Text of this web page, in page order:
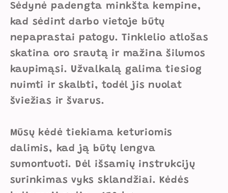
Sėdynė padengta minkšta kempine,
kad sėdint darbo vietoje būtų
nepaprastai patogu. Tinklelio atlošas
skatina oro srautą ir mažina šilumos
kaupimąsi. Užvalkalą galima tiesiog
nuimti ir skalbti, todėl jis nuolat
šviežias ir švarus.
Mūsų kėdė tiekiama keturiomis
dalimis, kad ją būtų lengva
sumontuoti. Dėl išsamių instrukcijų
surinkimas vyks sklandžiai. Kėdės